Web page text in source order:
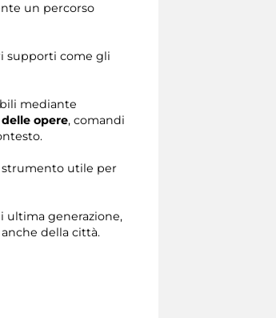
un percorso
supporti come gli
mediante
opere, comandi
strumento utile per
ultima generazione,
della città.